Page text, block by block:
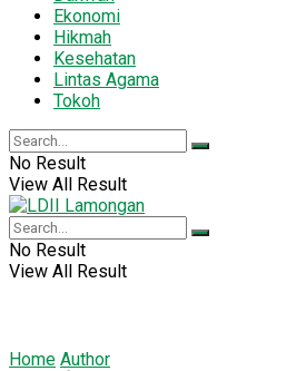
Ekonomi
Hikmah
Kesehatan
Lintas Agama
Tokoh
No Result
View All Result
No Result
View All Result
Home Author